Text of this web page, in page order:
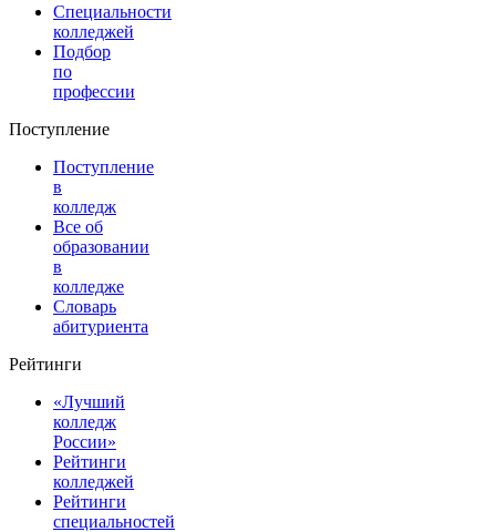
Специальности
колледжей
Подбор
по
профессии
Поступление
Поступление
в
колледж
Все об
образовании
в
колледже
Словарь
абитуриента
Рейтинги
«Лучший
колледж
России»
Рейтинги
колледжей
Рейтинги
специальностей